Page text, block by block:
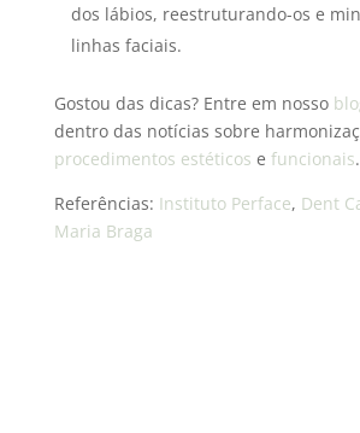
dos lábios, reestruturando-os e
linhas faciais.
Gostou das dicas? Entre em nosso
dentro das notícias sobre
procedimentos estéticos e funcionais.
Referências: Instituto Perface, Dent
Maria Braga